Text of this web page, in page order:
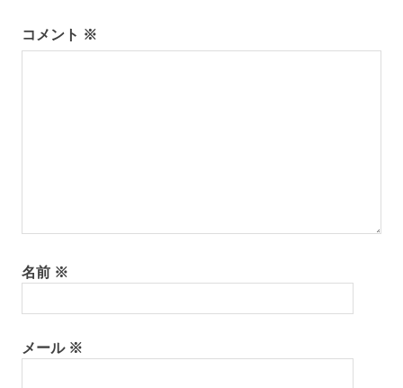
コメント ※
名前 ※
メール ※